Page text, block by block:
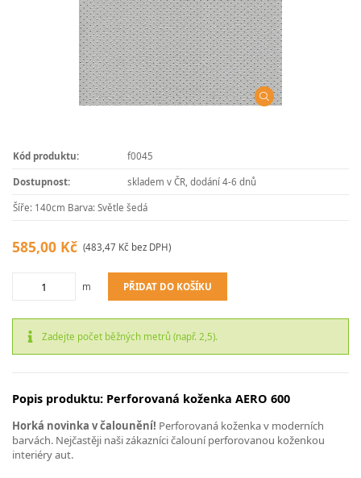
Kód produktu: f0045
Dostupnost: skladem v ČR, dodání 4-6 dnů
Šíře: 140cm Barva: Světle šedá
585,00 Kč (483,47 Kč bez DPH)
m PŘIDAT DO KOŠÍKU
Zadejte počet běžných metrů (např. 2,5).
Popis produktu: Perforovaná koženka AERO 600
Horká novinka v čalounění! Perforovaná koženka v moderních
barvách. Nejčastěji naši zákazníci čalouní perforovanou koženkou
interiéry aut.